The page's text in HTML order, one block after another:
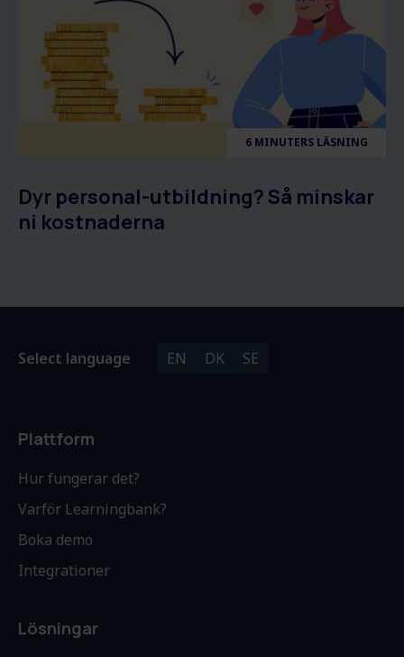
6 MINUTERS LÄSNING
Dyr personal-utbildning? Så minskar
ni kostnaderna
Select language EN DK SE
Plattform
Hur fungerar det?
Varför Learningbank?
Boka demo
Integrationer
Lösningar